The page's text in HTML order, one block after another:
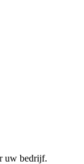
uw bedrijf.